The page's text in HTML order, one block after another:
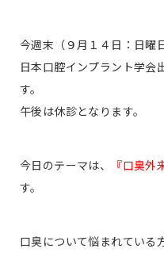
今週末（９月１４日：日曜
日本口腔インプラント学会
す。
午後は休診となります。
今日のテーマは、 『口臭外
す。
口臭について悩まれている